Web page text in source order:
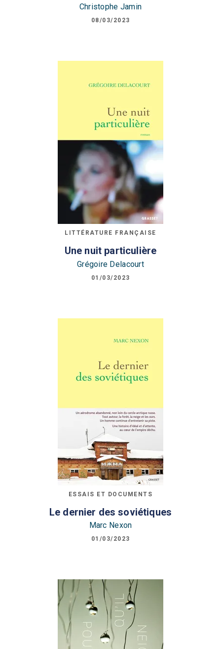
Christophe Jamin
08/03/2023
LITTÉRATURE FRANÇAISE
Une nuit particulière
Grégoire Delacourt
01/03/2023
ESSAIS ET DOCUMENTS
Le dernier des soviétiques
Marc Nexon
01/03/2023